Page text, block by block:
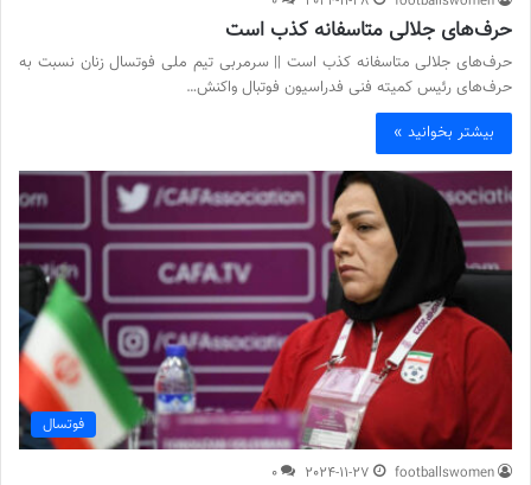
حرف‌های جلالی متاسفانه کذب است
حرف‌های جلالی متاسفانه کذب است || سرمربی تیم ملی فوتسال زنان نسبت به
حرف‌های رئیس کمیته فنی فدراسیون فوتبال واکنش…
بیشتر بخوانید »
فوتسال
footballswomen
2024-11-27
0